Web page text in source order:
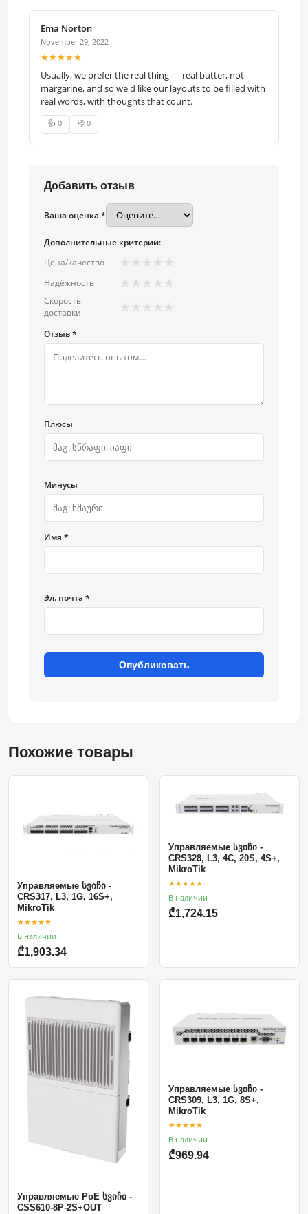
Ema Norton
November 29, 2022
★★★★★
Usually, we prefer the real thing — real butter, not
margarine, and so we'd like our layouts to be filled with
real words, with thoughts that count.
👍 0 👎 0
Добавить отзыв
Ваша оценка *
Дополнительные критерии:
Цена/качество
★ ★ ★ ★ ★
Надёжность ★ ★ ★ ★ ★
Скорость
доставки
★ ★ ★ ★ ★
Отзыв *
Плюсы
Минусы
Имя *
Эл. почта *
Опубликовать
Похожие товары
Управляемые სვიჩი -
CRS317, L3, 1G, 16S+,
MikroTik
★★★★★
В наличии
₾1,903.34
Управляемые სვიჩი -
CRS328, L3, 4C, 20S, 4S+,
MikroTik
★★★★★
В наличии
₾1,724.15
Управляемые PoE სვიჩი -
CSS610-8P-2S+OUT
Управляемые სვიჩი -
CRS309, L3, 1G, 8S+,
MikroTik
★★★★★
В наличии
₾969.94